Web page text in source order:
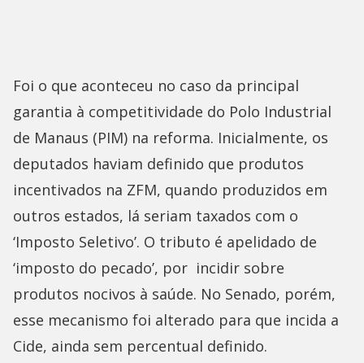
Foi o que aconteceu no caso da principal
garantia à competitividade do Polo Industrial
de Manaus (PIM) na reforma. Inicialmente, os
deputados haviam definido que produtos
incentivados na ZFM, quando produzidos em
outros estados, lá seriam taxados com o
‘Imposto Seletivo’. O tributo é apelidado de
‘imposto do pecado’, por incidir sobre
produtos nocivos à saúde. No Senado, porém,
esse mecanismo foi alterado para que incida a
Cide, ainda sem percentual definido.